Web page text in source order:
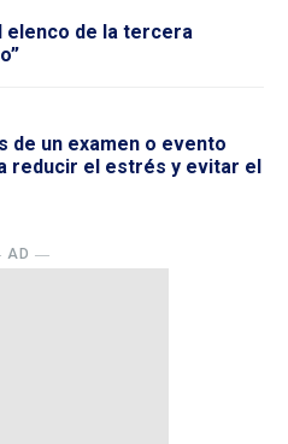
elenco de la tercera
de un examen o evento
reducir el estrés y evitar el
AD ―